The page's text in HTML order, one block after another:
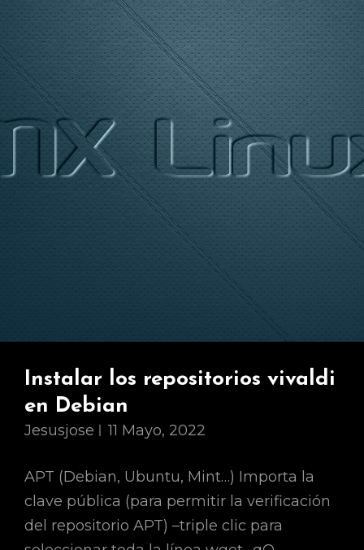
Linux,
Apache,
MySQL
Y
PHP
(LAMP)
En
Ubuntu
20.04
Instalar los repositorios vivaldi
en Debian
Jesusjose 11 Mayo, 2022
APT (Debian, Ubuntu, Mint…) Importa la
clave pública (para permitir la verificación
del repositorio APT) –triple clic para